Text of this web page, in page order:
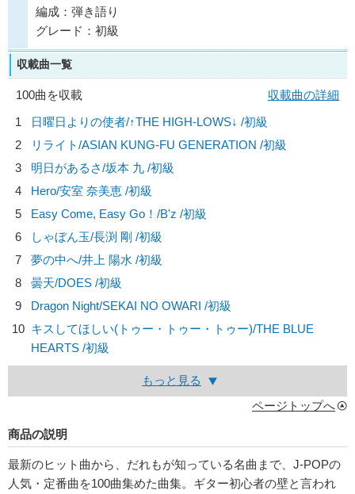
編成：弾き語り
グレード：初級
収載曲一覧
100曲を収載
収載曲の詳細
1
日曜日よりの使者/↑THE HIGH-LOWS↓ /初級
2
リライト/ASIAN KUNG-FU GENERATION /初級
3
明日があるさ/坂本 九 /初級
4
Hero/安室 奈美恵 /初級
5
Easy Come, Easy Go！/B'z /初級
6
しゃぼん玉/長渕 剛 /初級
7
夢の中へ/井上 陽水 /初級
8
曇天/DOES /初級
9
Dragon Night/SEKAI NO OWARI /初級
10 キスしてほしい(トゥー・トゥー・トゥー)/THE BLUE
HEARTS /初級
もっと見る
ページトップへ
商品の説明
最新のヒット曲から、だれもが知っている名曲まで、J-POPの
人気・定番曲を100曲集めた曲集。ギター初心者の壁と言われ